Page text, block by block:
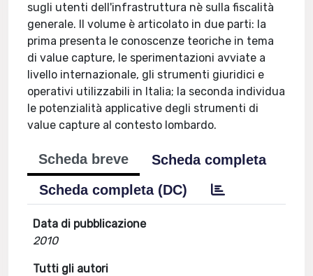
sugli utenti dell'infrastruttura nè sulla fiscalità
generale. Il volume è articolato in due parti: la
prima presenta le conoscenze teoriche in tema
di value capture, le sperimentazioni avviate a
livello internazionale, gli strumenti giuridici e
operativi utilizzabili in Italia; la seconda individua
le potenzialità applicative degli strumenti di
value capture al contesto lombardo.
Scheda breve
Scheda completa
Scheda completa (DC)
Data di pubblicazione
2010
Tutti gli autori